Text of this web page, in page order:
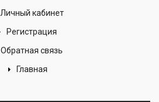
Личный кабинет
Регистрация
Обратная связь
Главная